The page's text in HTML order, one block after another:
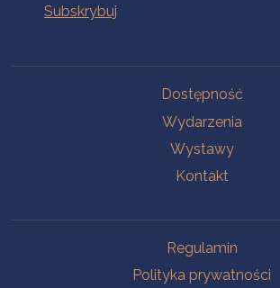
Dostępność
Wydarzenia
Wystawy
Kontakt
Regulamin
Polityka prywatności